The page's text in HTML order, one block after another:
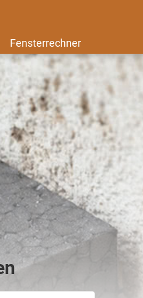
Fensterrechner